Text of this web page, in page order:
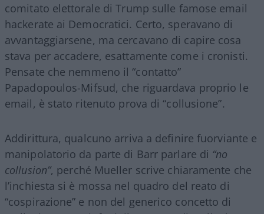
comitato elettorale di Trump sulle famose email
hackerate ai Democratici. Certo, speravano di
avvantaggiarsene, ma cercavano di capire cosa
stava per accadere, esattamente come i cronisti.
Pensate che nemmeno il “contatto”
Papadopoulos-Mifsud, che riguardava proprio le
email, è stato ritenuto prova di “collusione”.
Addirittura, qualcuno arriva a definire fuorviante e
manipolatorio da parte di Barr parlare di “no
collusion”, perché Mueller scrive chiaramente che
l’inchiesta si è mossa nel quadro del reato di
“cospirazione” e non del generico concetto di